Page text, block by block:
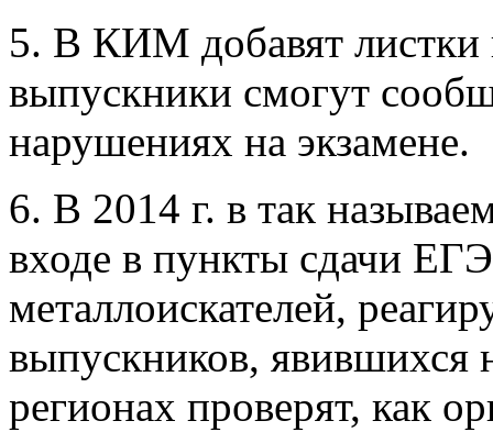
5. В КИМ добавят
выпускники смогут
нарушениях на экзамене.
6. В 2014 г. в так
входе в пункты сдачи
металлоискателей,
выпускников, явившихся
регионах проверят, как